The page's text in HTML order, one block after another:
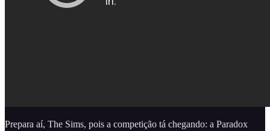
Prepara aí, The Sims, pois a competição tá chegando: a Paradox